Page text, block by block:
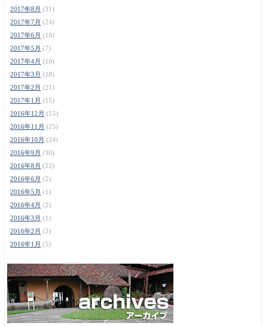
2017年8月 (31)
2017年7月 (24)
2017年6月 (10)
2017年5月 (7)
2017年4月 (10)
2017年3月 (18)
2017年2月 (21)
2017年1月 (15)
2016年12月 (15)
2016年11月 (25)
2016年10月 (24)
2016年9月 (30)
2016年8月 (22)
2016年6月 (2)
2016年5月 (1)
2016年4月 (2)
2016年3月 (1)
2016年2月 (2)
2016年1月 (5)